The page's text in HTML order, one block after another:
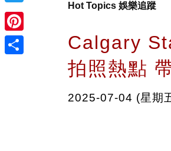
Twitter
Pinterest
Hot Topics 娛樂追蹤
Calgary
拍照熱點
2025-07-04 (星期